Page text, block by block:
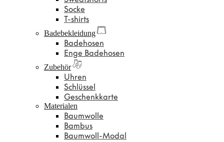
Socke
T-shirts
Badebekleidung
Badehosen
Enge Badehosen
Zubehör
Uhren
Schlüssel
Geschenkkarte
Materialen
Baumwolle
Bambus
Baumwoll-Modal